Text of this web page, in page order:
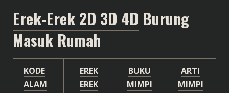
Erek-Erek 2D 3D 4D Burung
Masuk Rumah
KODE
ALAM
EREK
EREK
BUKU
MIMPI
ARTI
MIMPI